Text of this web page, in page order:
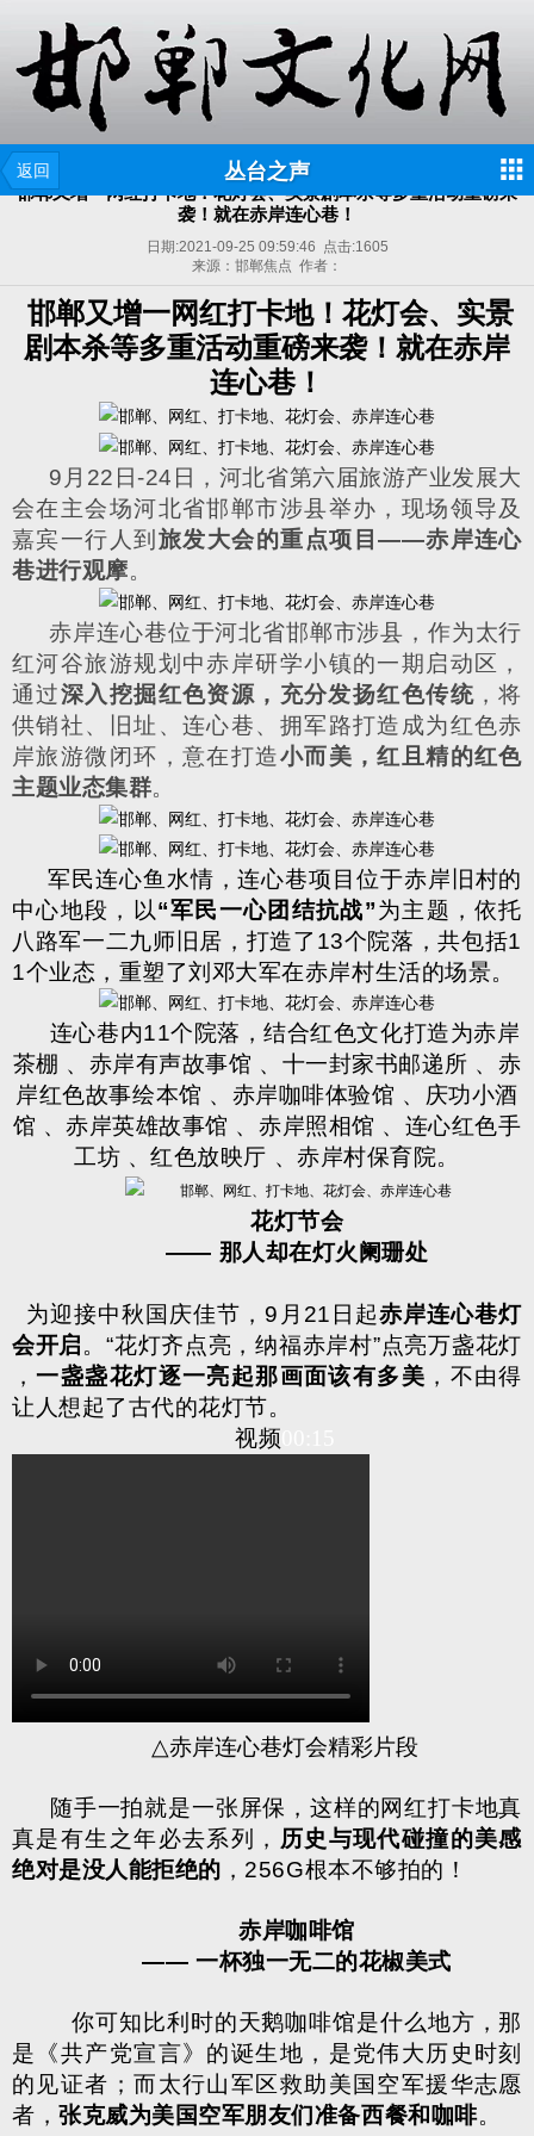
返回 丛台之声
邯郸又增一网红打卡地！花灯会、实景剧本杀等多重活动重磅来
袭！就在赤岸连心巷！
日期:2021-09-25 09:59:46 点击:1605
来源：邯郸焦点 作者：
邯郸又增一网红打卡地！花灯会、实景
剧本杀等多重活动重磅来袭！就在赤岸
连心巷！
9 月 22 日-24 日，河北省第六届旅游产业发展大
会在主会场河北省邯郸市涉县举办，现场领导及
嘉宾一行人到 旅发大会的重点项目——赤岸连心
巷进行观摩。
赤岸连心巷位于河北省邯郸市涉县，作为太行
红河谷旅游规划中赤岸研学小镇的一期启动区，
通过深入挖掘红色资源，充分发扬红色传统 ，将
供销社、旧址、连心巷、拥军路打造成为红色赤
岸旅游微闭环，意在打造小而美，红且精的红色
主题业态集群。
军民连心鱼水情，连心巷项目位于赤岸旧村的
中心地段，以“军民一心团结抗战”为主题，依托
八路军一二九师旧居，打造了 13个院落，共包括1
1个业态，重塑了刘邓大军在赤岸村生活的场景。
连心巷内11个院落，结合红色文化打造为赤岸
茶棚 、赤岸有声故事馆 、十一封家书邮递所 、赤
岸红色故事绘本馆 、赤岸咖啡体验馆 、庆功小酒
馆 、赤岸英雄故事馆 、赤岸照相馆 、连心红色手
工坊 、红色放映厅 、赤岸村保育院。
花灯节会
—— 那人却在灯火阑珊处
为迎接中秋国庆佳节， 9 月 21 日起赤岸连心巷灯
会开启。 “花灯齐点亮，纳福赤岸村”点亮万盏花灯
，一盏盏花灯逐一亮起那画面该有多美 ，不由得
让人想起了古代的花灯节。
视频
△赤岸连心巷灯会精彩片段
随手一拍就是一张屏保，这样的网红打卡地真
真是有生之年必去系列， 历史与现代碰撞的美感
绝对是没人能拒绝的 ， 256G根本不够拍的！
赤岸咖啡馆
——一杯独一无二的花椒美式
你可知比利时的天鹅咖啡馆是什么地方，那
是《共产党宣言》的诞生地，是党伟大历史时刻
的见证者；而太行山军区救助美国空军援华志愿
者，张克威为美国空军朋友们准备西餐和咖啡。